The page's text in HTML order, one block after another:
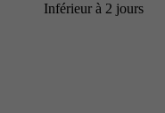
Inférieur à 2 jours